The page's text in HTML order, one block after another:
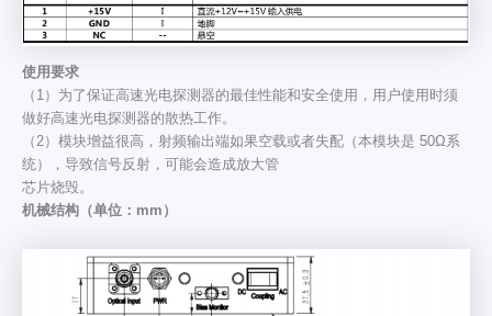
使用要求
（1）为了保证高速光电探测器的最佳性能和安全使用，用户使用时须
做好高速光电探测器的散热工作。
（2）模块增益很高，射频输出端如果空载或者失配（本模块是 50Ω系
统），导致信号反射，可能会造成放大管
芯片烧毁。
机械结构（单位：mm）